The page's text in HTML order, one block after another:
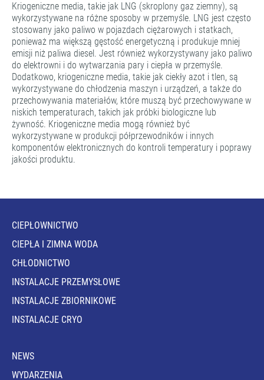
Kriogeniczne media, takie jak LNG (skroplony gaz ziemny), są
wykorzystywane na różne sposoby w przemyśle. LNG jest często
stosowany jako paliwo w pojazdach ciężarowych i statkach,
ponieważ ma większą gęstość energetyczną i produkuje mniej
emisji niż paliwa diesel. Jest również wykorzystywany jako paliwo
do elektrowni i do wytwarzania pary i ciepła w przemyśle.
Dodatkowo, kriogeniczne media, takie jak ciekły azot i tlen, są
wykorzystywane do chłodzenia maszyn i urządzeń, a także do
przechowywania materiałów, które muszą być przechowywane w
niskich temperaturach, takich jak próbki biologiczne lub
żywność. Kriogeniczne media mogą również być
wykorzystywane w produkcji półprzewodników i innych
komponentów elektronicznych do kontroli temperatury i poprawy
jakości produktu.
CIEPŁOWNICTWO
CIEPŁA I ZIMNA WODA
CHŁODNICTWO
INSTALACJE PRZEMYSŁOWE
INSTALACJE ZBIORNIKOWE
INSTALACJE CRYO
NEWS
WYDARZENIA